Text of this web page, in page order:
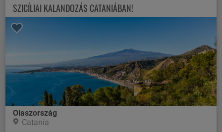
SZICÍLIAI KALANDOZÁS CATANIÁBAN!
Olaszország
Catania